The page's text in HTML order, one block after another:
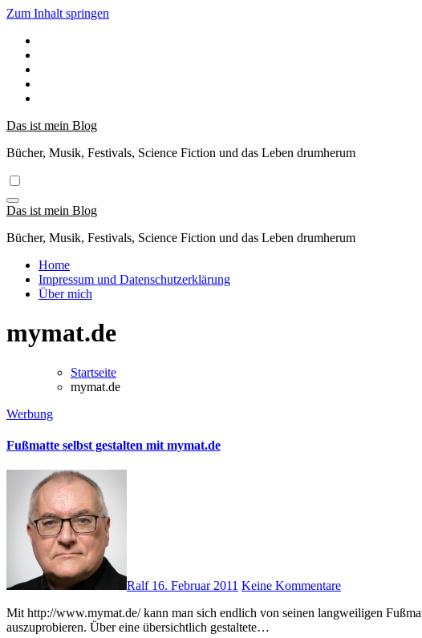
Zum Inhalt springen
Das ist mein Blog
Bücher, Musik, Festivals, Science Fiction und das Leben drumherum
Das ist mein Blog
Bücher, Musik, Festivals, Science Fiction und das Leben drumherum
Home
Impressum und Datenschutzerklärung
Über mich
mymat.de
Startseite
mymat.de
Werbung
Fußmatte selbst gestalten mit mymat.de
Ralf 16. Februar 2011 Keine Kommentare
Mit http://www.mymat.de/ kann man sich endlich von seinen langweiligen Fußmatten verabschieden und eigene tolle Fußabtreter selbst designen. Ich hatte die Gelegenheit bekommen, diesen Dienst selbst
auszuprobieren. Über eine übersichtlich gestaltete…